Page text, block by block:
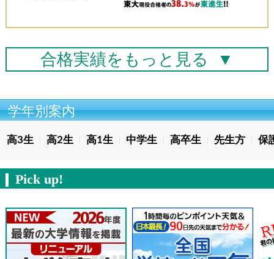
合格実績を もっと見る ▼